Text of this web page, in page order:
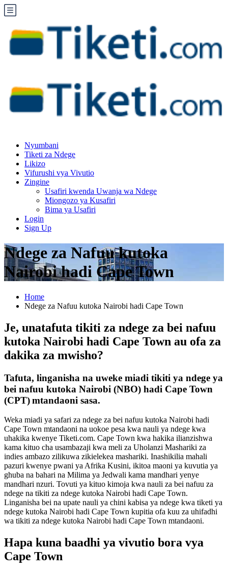
Nyumbani
Tiketi za Ndege
Likizo
Vifurushi vya Vivutio
Zingine
Usafiri kwenda Uwanja wa Ndege
Miongozo ya Kusafiri
Bima ya Usafiri
Login
Sign Up
Ndege za Nafuu kutoka
Nairobi hadi Cape Town
Home
Ndege za Nafuu kutoka Nairobi hadi Cape Town
Je, unatafuta tikiti za ndege za bei nafuu
kutoka Nairobi hadi Cape Town au ofa za
dakika za mwisho?
Tafuta, linganisha na uweke miadi tikiti ya ndege ya
bei nafuu kutoka Nairobi (NBO) hadi Cape Town
(CPT)mtandaoni sasa.
Weka miadi ya safari za ndege za bei nafuu kutoka Nairobi hadi
Cape Town mtandaoni na uokoe pesa kwa nauli ya ndege kwa
uhakika kwenye Tiketi.com. Cape Town kwa hakika ilianzishwa
kama kituo cha usambazaji kwa meli za Uholanzi Mashariki za
indies ambazo zilikuwa zikielekea mashariki. Inashikilia mahali
pazuri kwenye pwani ya Afrika Kusini, ikitoa maoni ya kuvutia ya
ghuba na bahari na Milima ya Jedwali kama mandhari yenye
mandhari nzuri. Tovuti ya kituo kimoja kwa nauli za bei nafuu za
ndege na tikiti za ndege kutoka Nairobi hadi Cape Town.
Linganisha bei na upate nauli ya chini kabisa ya ndege kwa tiketi ya
ndege kutoka Nairobi hadi Cape Town kupitia ofa kuu za uhifadhi
wa tikiti za ndege kutoka Nairobi hadi Cape Town mtandaoni.
Hapa kuna baadhi ya vivutio bora vya
Cape Town